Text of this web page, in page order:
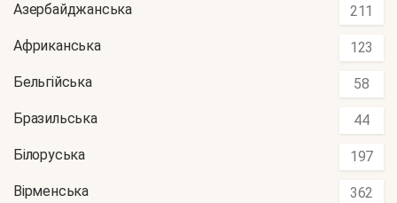
Азербайджанська 211
Африканська 123
Бельгійська 58
Бразильська 44
Білоруська 197
Вірменська 362